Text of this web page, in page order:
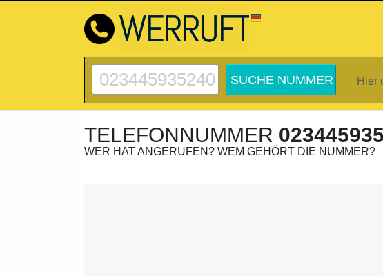
Hier
TELEFONNUMMER
WER HAT ANGERUFEN? WEM GEHÖRT DIE NUMMER?